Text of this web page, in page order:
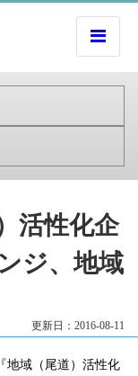
活性化企
ジ、地域
更新日：2016-08-11
地域（尾道）活性化